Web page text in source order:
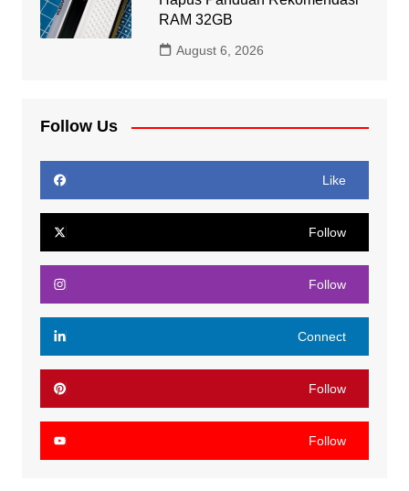
RAM 32GB
August 6, 2026
Follow Us
Like
Follow
Follow
Connect
Follow
Follow